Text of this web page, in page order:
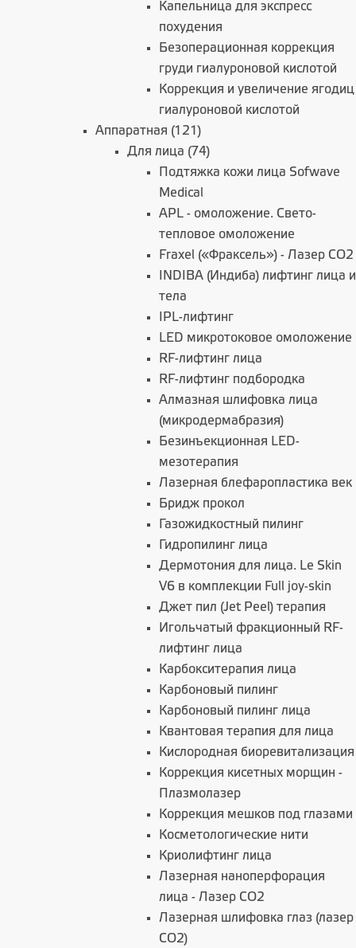
Капельница для экспресс
похудения
Безоперационная коррекция
груди гиалуроновой кислотой
Коррекция и увеличение ягодиц
гиалуроновой кислотой
Аппаратная (121)
Для лица (74)
Подтяжка кожи лица Sofwave
Medical
APL - омоложение. Свето-
тепловое омоложение
Fraxel («Фраксель») - Лазер СО2
INDIBA (Индиба) лифтинг лица и
тела
IPL-лифтинг
LED микротоковое омоложение
RF-лифтинг лица
RF-лифтинг подбородка
Алмазная шлифовка лица
(микродермабразия)
Безинъекционная LED-
мезотерапия
Лазерная блефаропластика век
Бридж прокол
Газожидкостный пилинг
Гидропилинг лица
Дермотония для лица. Le Skin
V6 в комплекции Full joy-skin
Джет пил (Jet Peel) терапия
Игольчатый фракционный RF-
лифтинг лица
Карбокситерапия лица
Карбоновый пилинг
Карбоновый пилинг лица
Квантовая терапия для лица
Кислородная биоревитализация
Коррекция кисетных морщин -
Плазмолазер
Коррекция мешков под глазами
Косметологические нити
Криолифтинг лица
Лазерная наноперфорация
лица - Лазер СО2
Лазерная шлифовка глаз (лазер
CO2)